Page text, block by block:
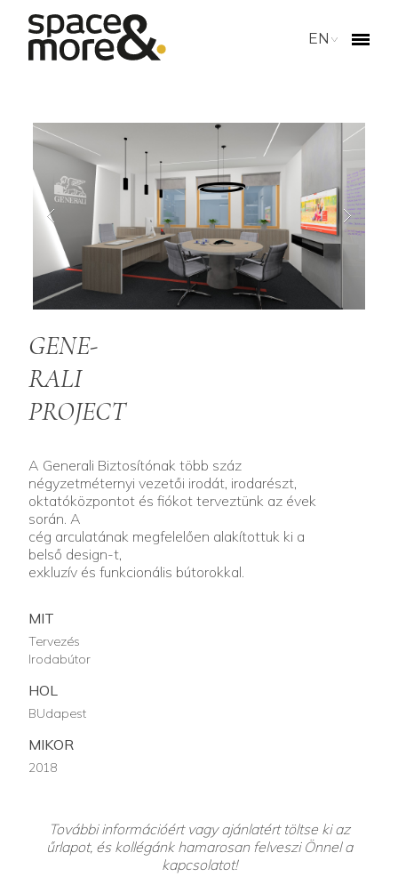
EN
GENE-
RALI
PROJECT
A Generali Biztosítónak több száz
négyzetméternyi vezetői irodát, irodarészt,
oktatóközpontot és fiókot terveztünk az évek
során. A
cég arculatának megfelelően alakítottuk ki a
belső design-t,
exkluzív és funkcionális bútorokkal.
MIT
Tervezés
Irodabútor
HOL
BUdapest
MIKOR
2018
További információért vagy ajánlatért töltse ki az
űrlapot, és kollégánk hamarosan felveszi Önnel a
kapcsolatot!